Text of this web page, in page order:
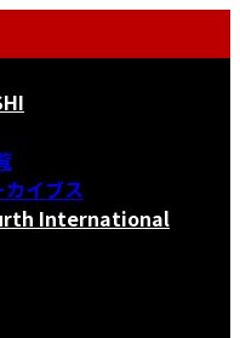
イブス
International